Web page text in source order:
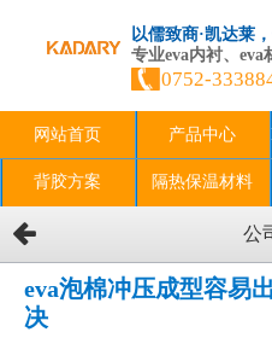
以儒致商·凯达莱
专业eva内衬、eva
0752-
网站首页 产品中心
背胶方案 隔热保温材料
公
eva泡棉冲压成型容易
决